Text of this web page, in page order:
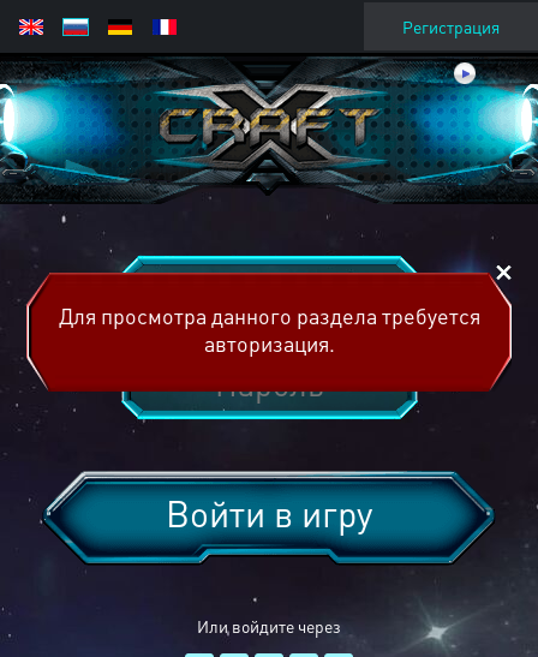
Регистрация
Или войдите через
Войти в игру
Для просмотра данного раздела требуется
авторизация.